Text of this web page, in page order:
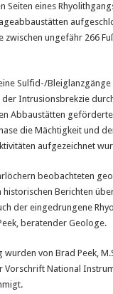
eines
ungefähr 266
Sulfid-/
der Intrusionsbrekzie
Abbaustätten
die Mächtigkeit und
aufgezeichnet
beobachteten
Berichten
der eingedrungene
beratender Geologe.
von Brad Peek,
Vorschrift National